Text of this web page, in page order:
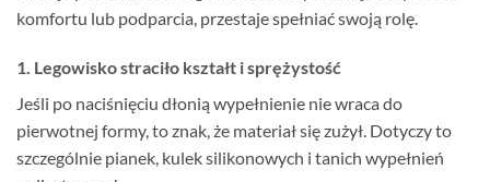
komfortu lub podparcia, przestaje spełniać swoją rolę.
1. Legowisko straciło kształt i sprężystość
Jeśli po naciśnięciu dłonią wypełnienie nie wraca do
pierwotnej formy, to znak, że materiał się zużył. Dotyczy to
szczególnie pianek, kulek silikonowych i tanich wypełnień